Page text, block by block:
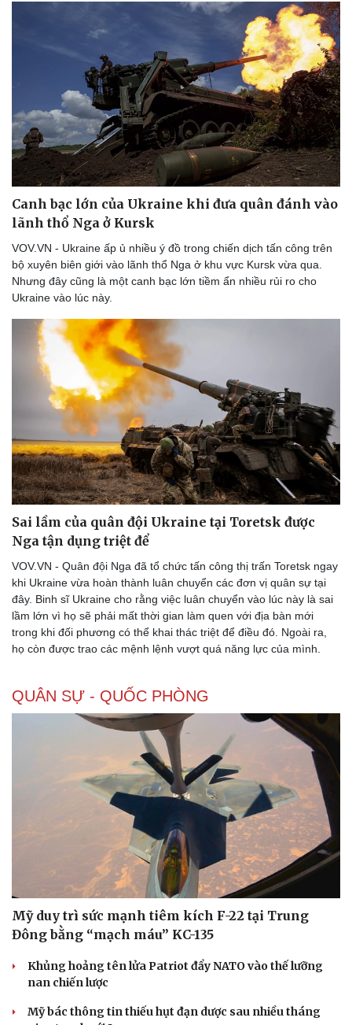
Bóng đá
Lịch thi đấu bóng đá
Thế giới thể thao
Hậu trường
Ô tô - Xe máy
Xe máy
Tư vấn
Doanh nghiệp
Thông tin doanh nghiệp
Doanh nghiệp 24h
Sành điệu
Tin Công nghệ
Canh bạc lớn của Ukraine khi đưa quân đánh vào
lãnh thổ Nga ở Kursk
VOV.VN - Ukraine ấp ủ nhiều ý đồ trong chiến dịch tấn công trên
bộ xuyên biên giới vào lãnh thổ Nga ở khu vực Kursk vừa qua.
Nhưng đây cũng là một canh bạc lớn tiềm ẩn nhiều rủi ro cho
Ukraine vào lúc này.
Sai lầm của quân đội Ukraine tại Toretsk được
Nga tận dụng triệt để
VOV.VN - Quân đội Nga đã tổ chức tấn công thị trấn Toretsk ngay
khi Ukraine vừa hoàn thành luân chuyển các đơn vị quân sự tại
đây. Binh sĩ Ukraine cho rằng việc luân chuyển vào lúc này là sai
lầm lớn vì họ sẽ phải mất thời gian làm quen với địa bàn mới
trong khi đối phương có thể khai thác triệt để điều đó. Ngoài ra,
họ còn được trao các mệnh lệnh vượt quá năng lực của mình.
QUÂN SỰ - QUỐC PHÒNG
Mỹ duy trì sức mạnh tiêm kích F-22 tại Trung
Đông bằng “mạch máu” KC-135
Khủng hoảng tên lửa Patriot đẩy NATO vào thế lưỡng
nan chiến lược
Mỹ bác thông tin thiếu hụt đạn dược sau nhiều tháng